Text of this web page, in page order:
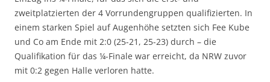
zweitplatzierten der 4 Vorrundengruppen qualifizierten. In
einem starken Spiel auf Augenhöhe setzten sich Fee Kube
und Co am Ende mit 2:0 (25-21, 25-23) durch – die
Qualifikation für das ¼-Finale war erreicht, da NRW zuvor
mit 0:2 gegen Halle verloren hatte.